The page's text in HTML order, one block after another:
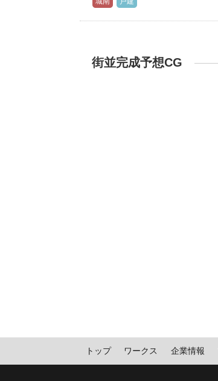
街並完成予想CG
トップ ワークス 企業情報